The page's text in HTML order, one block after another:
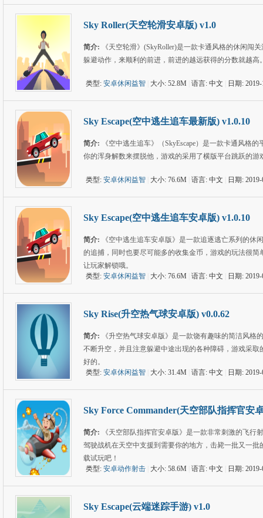
Sky Roller(天空轮滑安卓版) v1.0
简介:
《天空轮滑》(SkyRoller)是一款卡通风格的休闲闯
躲避动作，来顺利的前进，前进的越远获得的分数就越
类型: 安卓休闲益智 大小: 52.8M 语言: 中文 日期:
Sky Escape(空中逃生追车最新版) v1.0.10
简介:
《空中逃生追车》（SkyEscape）是一款卡通风格
你的浑身解数来摆脱他，游戏的采用了横版平台跳跃的
类型: 安卓休闲益智 大小: 76.6M 语言: 中文 日期:
Sky Escape(空中逃生追车安卓版) v1.0.10
简介:
《空中逃生追车安卓版》是一款追逐逃亡系列的
的追捕，同时也要尽可能多的收集金币，游戏的玩法很
让玩家解锁哦。
类型: 安卓休闲益智 大小: 76.6M 语言: 中文 日期:
Sky Rise(升空热气球安卓版) v0.0.62
简介:
《升空热气球安卓版》是一款饶有趣味的简洁风
不断升空，并且注意躲避中途出现的各种障碍，游戏采
好的。
类型: 安卓休闲益智 大小: 31.4M 语言: 中文 日期:
Sky Force Commander(天空部队指挥官安
简介:
《天空部队指挥官安卓版》是一款非常刺激的飞
驾驶战机在天空中支援到需要你的地方，击毙一批又一
载试玩吧！
类型: 安卓动作射击 大小: 58.6M 语言: 中文 日期:
Sky Escape(云端迷踪手游) v1.0